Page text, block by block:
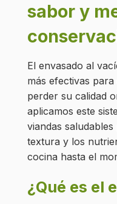
sabor y
El envasado al
más efectivas
perder su calidad
aplicamos este
viandas
textura y los
cocina hasta el
¿Qué es el